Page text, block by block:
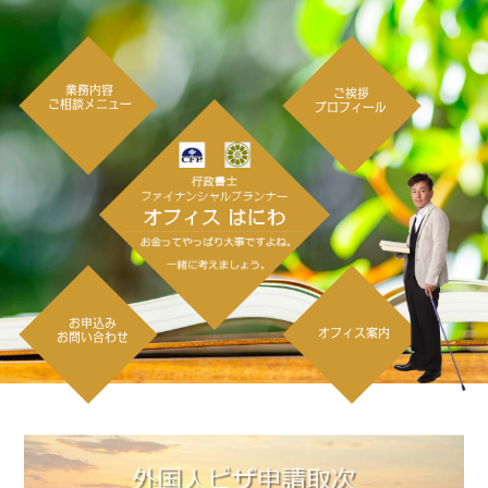
ご挨拶
プロフィール
オフィス案内
業務内容
ご相談メニュー
お申込み
お問い合わせ